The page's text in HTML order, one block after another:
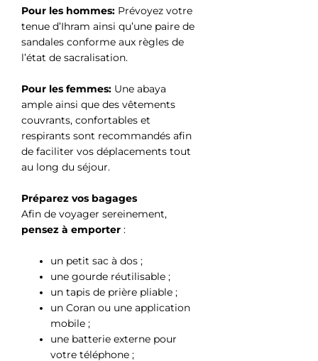
Pour les hommes: Prévoyez votre
tenue d’Ihram ainsi qu’une paire de
sandales conforme aux règles de
l’état de sacralisation.
Pour les femmes: Une abaya
ample ainsi que des vêtements
couvrants, confortables et
respirants sont recommandés afin
de faciliter vos déplacements tout
au long du séjour.
Préparez vos bagages
Afin de voyager sereinement,
pensez à emporter :
un petit sac à dos ;
une gourde réutilisable ;
un tapis de prière pliable ;
un Coran ou une application
mobile ;
une batterie externe pour
votre téléphone ;